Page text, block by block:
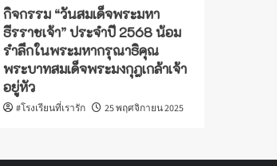
กิจกรรม “วันสมเด็จพระมหา
ธีรราชเจ้า” ประจำปี 2568 น้อม
รำลึกในพระมหากรุณาธิคุณ
พระบาทสมเด็จพระมงกุฎเกล้าเจ้า
อยู่หัว
#โรงเรียนที่เรารัก 25 พฤศจิกายน 2025